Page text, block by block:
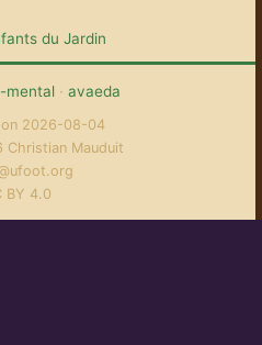
du Jardin
mental· avaeda
on 2026-08-04
Mauduit
BY 4.0